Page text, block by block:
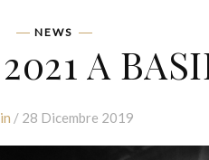
NEWS
A
/ 28 Dicembre 2019